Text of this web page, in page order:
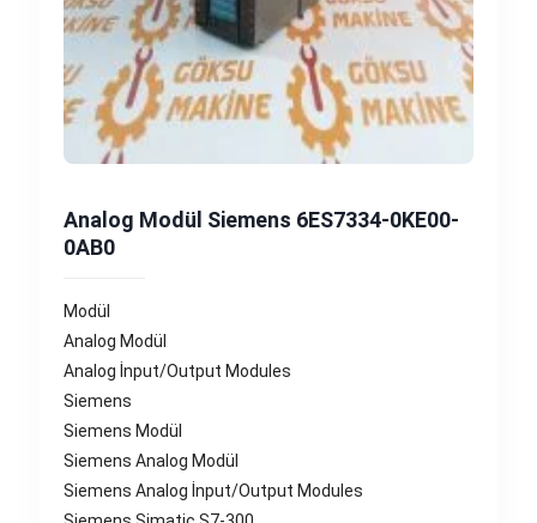
Analog Modül Siemens 6ES7334-0KE00-
0AB0
Modül
Analog Modül
Analog İnput/Output Modules
Siemens
Siemens Modül
Siemens Analog Modül
Siemens Analog İnput/Output Modules